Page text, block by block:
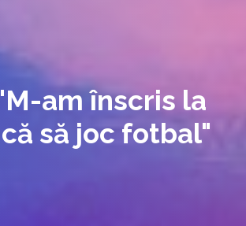
am înscris la
să joc fotbal"